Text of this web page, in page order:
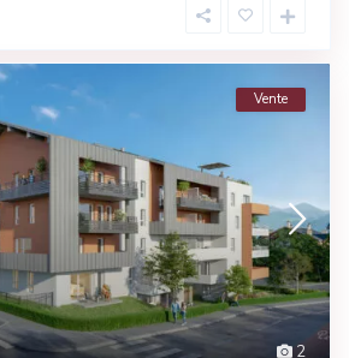
2
Vente